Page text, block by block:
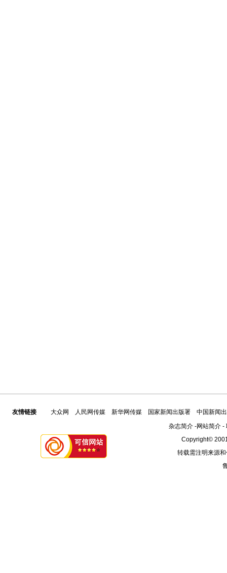
友情链接 大众网 人民网传媒 新华网传媒 国家新闻出版署
中国新闻
杂志简介-网站简介-
Copyright©
转载需注明来源